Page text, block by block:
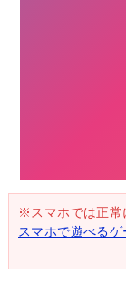
※スマホでは正常
スマホで遊べるゲ